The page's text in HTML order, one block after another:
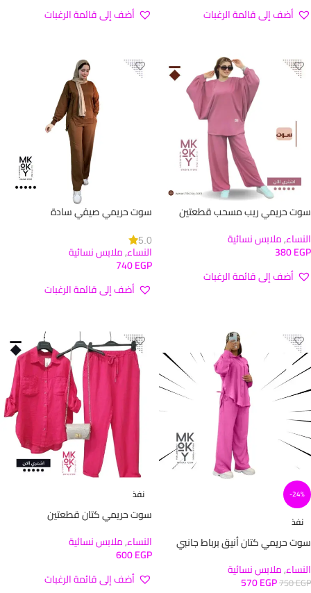
أضف إلى قائمة الرغبات
أضف إلى قائمة الرغبات
سوت حريمي ريب مسحب قطعتين
النساء,ملابس نسائية
380EGP
أضف إلى قائمة الرغبات
سوت حريمي صيفي سادة
5.0
النساء,ملابس نسائية
740EGP
أضف إلى قائمة الرغبات
-24%
نفذ
سوت حريمي كتان أنيق برباط جانبي
النساء,ملابس نسائية
750EGP
570EGP
نفذ
سوت حريمي كتان قطعتين
النساء,ملابس نسائية
600EGP
أضف إلى قائمة الرغبات